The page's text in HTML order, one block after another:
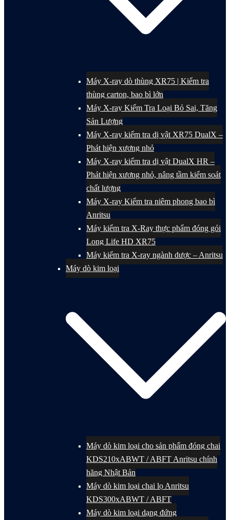
Máy X-ray dò thùng XR75 | Kiểm tra
thùng carton, bao bì lớn
Máy X-ray Kiểm Tra Loại Bỏ Sai, Tăng
Sản Lượng
Máy X-ray kiểm tra dị vật XR75 DualX –
Phát hiện xương nhỏ
Máy X-ray kiểm tra dị vật DualX HR –
Phát hiện xương nhỏ, nâng tầm kiểm soát
chất lượng
Máy X-ray Kiểm tra niêm phong bao bì
Anritsu
Máy kiểm tra X-Ray thực phẩm đóng gói
Long Life HD XR75
Máy kiểm tra X-ray ngành dược – Anritsu
Máy dò kim loại
Máy dò kim loại cho sản phẩm đóng chai
KDS210xABWT / ABFT Anritsu chính
hãng Nhật Bản
Máy dò kim loại chai lọ Anritsu
KDS300xABWT / ABFT
Máy dò kim loại dạng đứng